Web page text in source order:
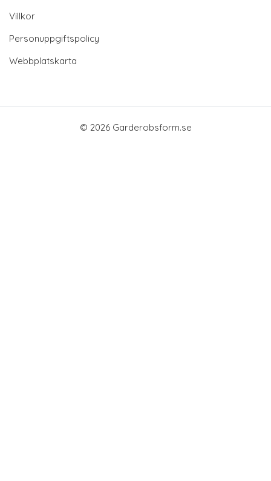
Villkor
Personuppgiftspolicy
Webbplatskarta
© 2026 Garderobsform.se